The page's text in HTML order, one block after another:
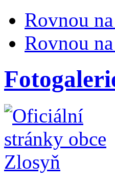
Rovnou
Rovnou